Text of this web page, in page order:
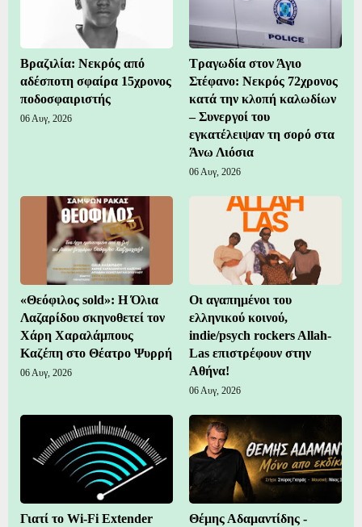
Βραζιλία: Νεκρός από
αδέσποτη σφαίρα 15χρονος
ποδοσφαιριστής
06 Αυγ, 2026
Τραγωδία στον Άγιο
Στέφανο: Νεκρός 72χρονος
κατά την κλοπή καλωδίων
– Συνεργοί του
εγκατέλειψαν τη σορό στα
Άνω Λιόσια
06 Αυγ, 2026
«Θεόφιλος sold»: Η Όλια
Λαζαρίδου σκηνοθετεί τον
Χάρη Χαραλάμπους
Καζέπη στο Θέατρο Ψυρρή
06 Αυγ, 2026
Οι αγαπημένοι του
ελληνικού κοινού,
indie/psych rockers Allah-
Las επιστρέφουν στην
Αθήνα!
06 Αυγ, 2026
Γιατί το Wi-Fi Extender
Θέμης Αδαμαντίδης -